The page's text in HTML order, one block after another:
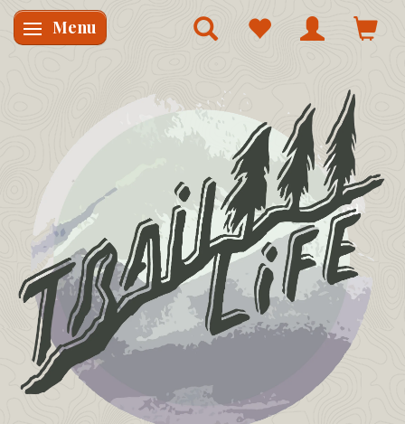
Skifte navigation
Menu